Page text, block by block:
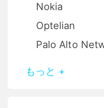
Nokia
Optelian
Palo Alto
もっと +